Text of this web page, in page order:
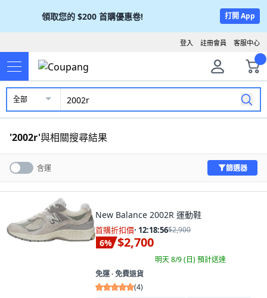
領取您的 $200 首購優惠卷! 打開 App
客服中心
註冊會員
登入
全部
'2002r'與相關搜尋結果
含運 篩選器
New Balance 2002R 運動鞋
首購折扣價· 12:18:55$2,900
6% $2,700
明天 8/9 (日)預計送達
免運 ∙ 免費退貨
(4)